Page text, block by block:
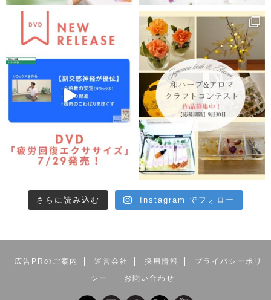
さらに読み込む Instagram でフォロー
広告PRのご案内 運営会社 採用情報
プライバシーポリ
シー
お問い合わせ